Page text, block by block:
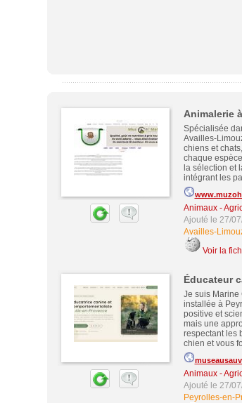
Animalerie
Spécialisée
Availles-
chiens et
chaque
la sélection et
intégrant les
Animaux -
Ajouté le 27/
Availles-
Voir la
Éducateur
Je suis Marine
installée à
positive et
mais une
respectant les
chien et vous
Animaux -
Ajouté le 27/
Peyrolles-en-